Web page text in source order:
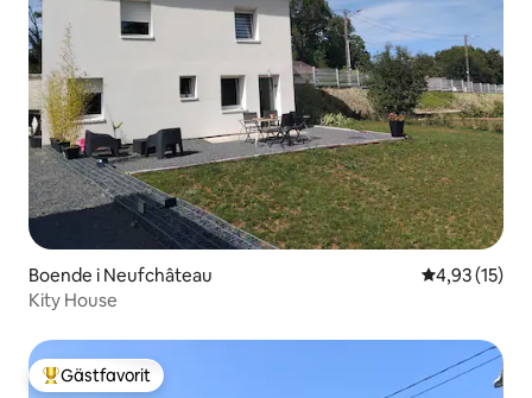
Boende i Neufchâteau 4,93 av 5 i
4,93 (15)
Kity House
Populär gästfavorit
Gästfavorit